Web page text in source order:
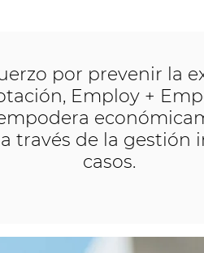
por prevenir la
Employ +
través de la gestión
casos.